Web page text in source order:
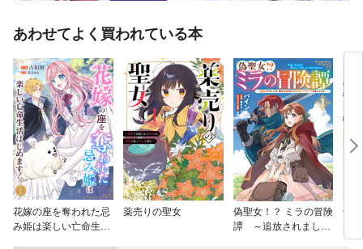
あわせてよく買われている本
花嫁の座を奪われた忌
み姫は楽しい亡命生活
薬売りの聖女
偽聖女！？ ミラの冒険
譚 ～追放されました
十